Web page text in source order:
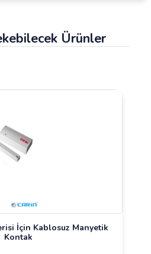
Ürünler
İçin Kablosuz Manyetik
Kontak